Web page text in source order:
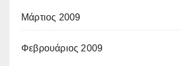
Μάρτιος 2009
Φεβρουάριος 2009